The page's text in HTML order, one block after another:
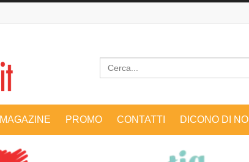
Cerca
MAGAZINE PROMO CONTATTI DICONO DI NOI